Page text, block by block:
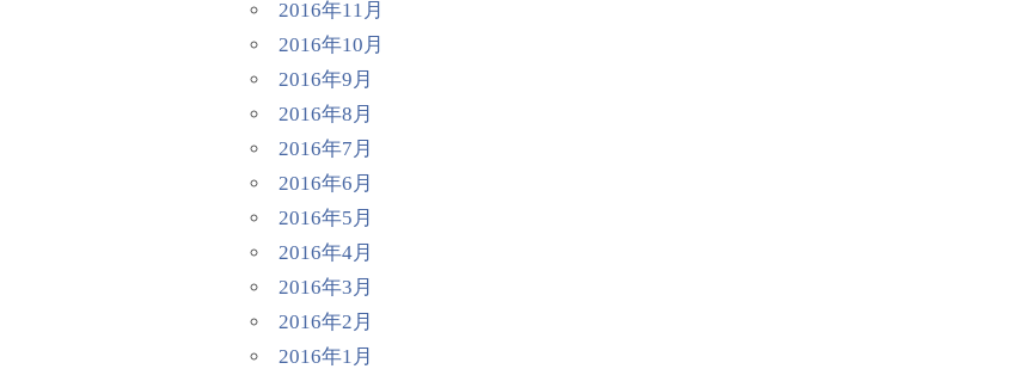
2016年11月
2016年10月
2016年9月
2016年8月
2016年7月
2016年6月
2016年5月
2016年4月
2016年3月
2016年2月
2016年1月